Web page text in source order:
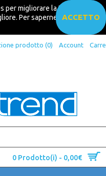
migliorare la tua
Per saperne di piùACCETTO
prodotto (0) Account
0 Prodotto(i) - 0,00€